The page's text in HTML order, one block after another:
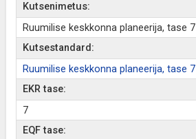
Kutsenimetus:
Ruumilise keskkonna planeerija, tase 7
Kutsestandard:
Ruumilise keskkonna planeerija, tase 7
EKR tase:
7
EQF tase: